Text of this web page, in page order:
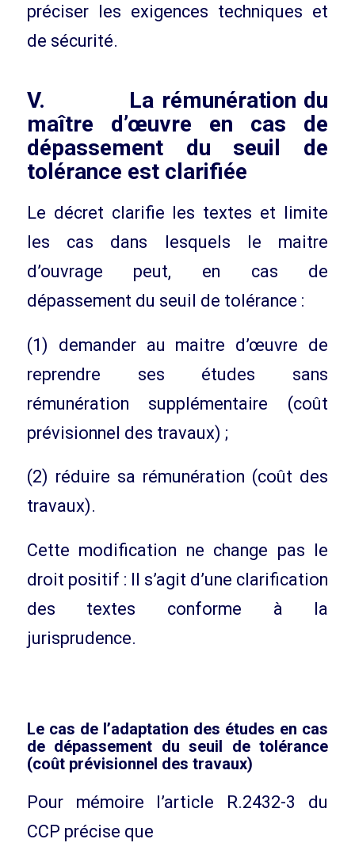
préciser les exigences techniques et
de sécurité.
V. La rémunération du
maître d’œuvre en cas de
dépassement du seuil de
tolérance est clarifiée
Le décret clarifie les textes et limite
les cas dans lesquels le maitre
d’ouvrage peut, en cas de
dépassement du seuil de tolérance :
(1) demander au maitre d’œuvre de
reprendre ses études sans
rémunération supplémentaire (coût
prévisionnel des travaux) ;
(2) réduire sa rémunération (coût des
travaux).
Cette modification ne change pas le
droit positif : Il s’agit d’une clarification
des textes conforme à la
jurisprudence.
Le cas de l’adaptation des études en cas
de dépassement du seuil de tolérance
(coût prévisionnel des travaux)
Pour mémoire l’article R.2432-3 du
CCP précise que